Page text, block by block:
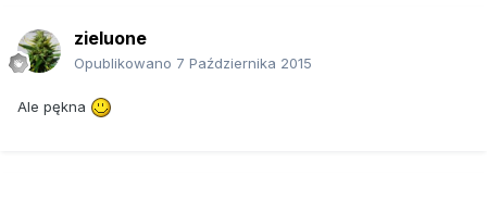
zieluone
Opublikowano 7 Października 2015
Ale pękna